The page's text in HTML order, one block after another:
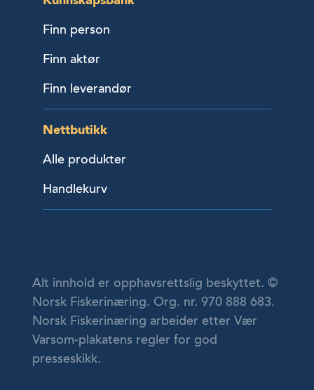
Finn person
Finn aktør
Finn leverandør
Nettbutikk
Alle produkter
Handlekurv
Alt innhold er opphavsrettslig beskyttet. ©
Norsk Fiskerinæring. Org. nr. 970 888 683.
Norsk Fiskerinæring arbeider etter Vær
Varsom-plakatens regler for god
presseskikk.